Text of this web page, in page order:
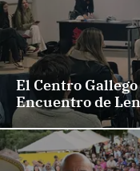
El Centro
Encuentro de